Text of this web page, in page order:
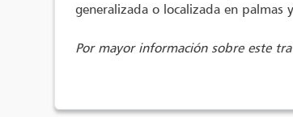
generalizada o localizada en palmas
Por mayor información sobre este